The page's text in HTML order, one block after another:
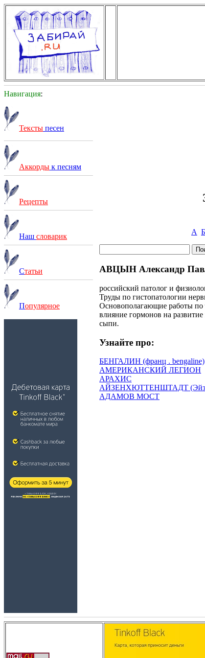
Навигация:
Тексты песен
Аккорды к песням
Рецепты
Наш словарик
Статьи
Популярное
А Б
АВЦЫН Александр
российский патолог и
Труды по гистопатологии
Основополагающие работы по
влияние гормонов на
сыпи.
Узнайте про:
БЕНГАЛИН (франц . bengaline)
АМЕРИКАНСКИЙ ЛЕГИОН
АРАХИС
АЙЗЕНХЮТТЕНШТАДТ
АДАМОВ МОСТ